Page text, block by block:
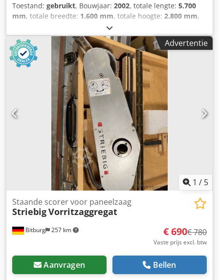
Toestand: gebruikt, Bouwjaar: 2002, totale lengte: 5.700
mm, totale breedte: 1.600 mm, totale hoogte: 2.800 mm,
Kleur: Wit Gewicht: 750 kg - Bouwjaar: 2002 Dodpfxozh
Hqvj Adwskr - Documentatie aanwezig: Nee - CE markering
aanwezig: Ja - CE certificaat aanwezig: Nee - Serienummer:
32604 - Max. zaaghoogte verticaal [mm]: 2070 - Max.
zaaghoogte horizontaal [mm]: 4600 - Max. zaagbreedte
[mm]: 4600 - Max. zaagdiepte [mm]: 60 - Min. zaagblad
diameter [mm]: 240 - Max. zaagblad diameter [mm]: 250 -
Asgat zaagblad diameter [mm]: 30 - Horizontaal zagen: Ja -
Verticaal zagen: Ja - Voltage [V]: 400 - Stroomverbruik [A]:
8.4 - Afzekering [A]: 16 - Vermogen [kW]: 3.0 -
Transportafmetingen: 5700mm x 1600mm x 2800mm (l x b
x h) - Transportgewicht [kg]: 750kg - Transportcolli [st.]: 1
Financiële informatie BTW: De getoonde prijs is exclusief
BTW BTW/marge: BTW verrekenbaar voor ondernemers
Levering en inruil altijd mogelijk van alles in de industriële
sectoren Yorick Diebels
Advertentie
1 / 5
Bitburg 257 km
Staande scorer voor paneelzaag
StriebigVorritzaggregat
€ 690€ 780
Vaste prijs excl. btw
Aanvragen Bellen